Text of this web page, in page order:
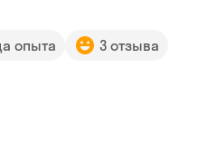
опыта 3 отзыва